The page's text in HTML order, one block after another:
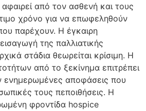
από τον ασθενή και τους
χρόνο για να επωφεληθούν
παρέχουν. Η έγκαιρη
της παλλιατικής
στάδια θεωρείται κρίσιμη. Η
από το ξεκίνημα επιτρέπει
ενημερωμένες αποφάσεις που
τους πεποιθήσεις. Η
φροντίδα hospice